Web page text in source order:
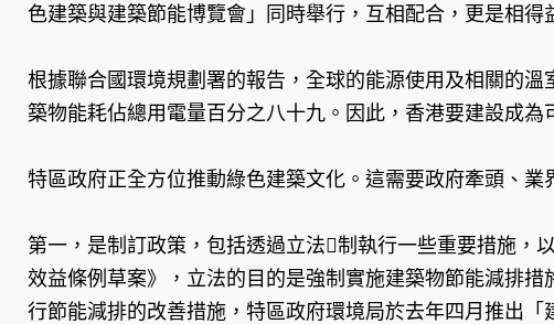
色建築與建築節能博覽會」同時舉行，互相配合，更是相
根據聯合國環境規劃署的報告，全球的能源使用及相關的
築物能耗佔總用電量百分之八十九。因此，香港要建設成
特區政府正全方位推動綠色建築文化。這需要政府牽頭、業
第一，是制訂政策，包括透過立法制執行一些重要措施，
效益條例草案》，立法的目的是強制實施建築物節能減排
行節能減排的改善措施，特區政府環境局於去年四月推出